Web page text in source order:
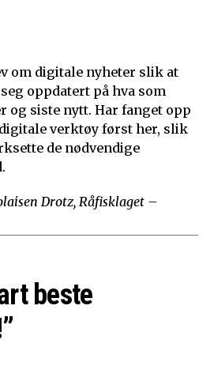
om digitale nyheter slik at
oppdatert på hva som
og siste nytt. Har fanget opp
verktøy først her, slik
de nødvendige
Drotz, Råfisklaget –
beste